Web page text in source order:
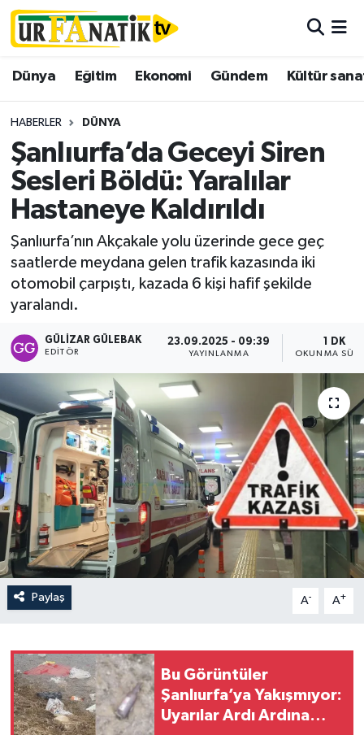
Dünya Eğitim Ekonomi Gündem Kültür
HABERLER DÜNYA
Şanlıurfa’da Geceyi Siren
Sesleri Böldü: Yaralılar
Hastaneye Kaldırıldı
Şanlıurfa’nın Akçakale yolu üzerinde gece geç
saatlerde meydana gelen trafik kazasında iki
otomobil çarpıştı, kazada 6 kişi hafif şekilde
yaralandı.
GÜLIZAR GÜLEBAK
EDITÖR
23.09.2025 - 09:39
YAYINLANMA
1 DK
OKUNMA
Paylaş A- A+
Bu Görüntüler
Şanlıurfa’ya Yakışmıyor:
Uyarılar Ardı Ardına
Trafik Durumu
Süper Lig Puan Durumu ve Fikstür
Tüm Manşetler
Son Dakika Haberleri
Haber Arşivi